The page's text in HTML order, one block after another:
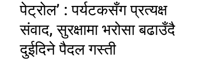
पेट्रोल’ : पर्यटकसँग प्रत्यक्ष
संवाद, सुरक्षामा भरोसा बढाउँदै
दुईदिने पैदल गस्ती